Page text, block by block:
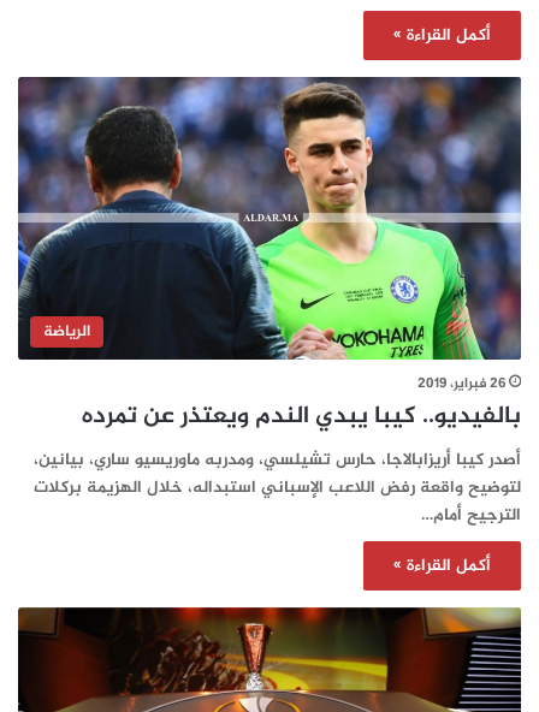
أكمل القراءة »
الرياضة
26 فبراير، 2019
بالفيديو.. كيبا يبدي الندم ويعتذر عن تمرده
أصدر كيبا أريزابالاجا، حارس تشيلسي، ومدربه ماوريسيو ساري، بيانين،
لتوضيح واقعة رفض اللاعب الإسباني استبداله، خلال الهزيمة بركلات
الترجيح أمام…
أكمل القراءة »